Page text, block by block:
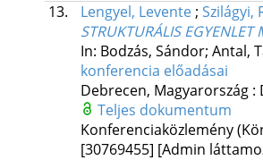
13.
Lengyel, Levente ; Szilágyi,
STRUKTURÁLIS EGYENLET
In: Bodzás, Sándor; Antal,
konferencia előadásai
Debrecen, Magyarország :
Teljes dokumentum
Konferenciaközlemény
[30769455] [Admin